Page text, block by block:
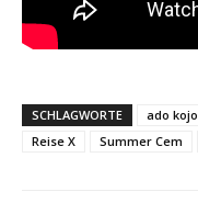
SCHLAGWORTE ado kojo
Reise X
Summer Cem